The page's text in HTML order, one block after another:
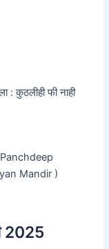
: कुठलीही फी नाही
Mandir )
2025